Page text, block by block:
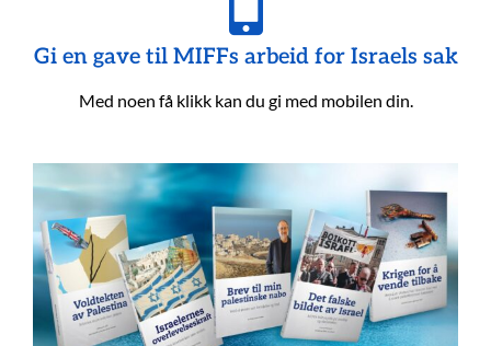
Gi en gave til MIFFs arbeid for Israels sak
Med noen få klikk kan du gi med mobilen din.